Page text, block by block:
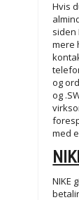
Hvis
siden
mere
og
og
med
NIKE